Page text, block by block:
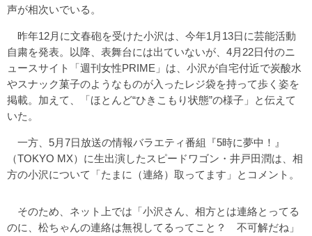
声が相次いでいる。
昨年12月に文春砲を受けた小沢は、今年1月13日に芸能活動
自粛を発表。以降、表舞台には出ていないが、4月22日付のニ
ュースサイト「週刊女性PRIME」は、小沢が自宅付近で炭酸水
やスナック菓子のようなものが入ったレジ袋を持って歩く姿を
掲載。加えて、「ほとんど“ひきこもり状態”の様子」と伝えて
いた。
一方、5月7日放送の情報バラエティ番組『5時に夢中！』
（TOKYO MX）に生出演したスピードワゴン・井戸田潤は、相
方の小沢について「たまに（連絡）取ってます」とコメント。
そのため、ネット上では「小沢さん、相方とは連絡とってる
のに、松ちゃんの連絡は無視してるってこと？ 不可解だね」